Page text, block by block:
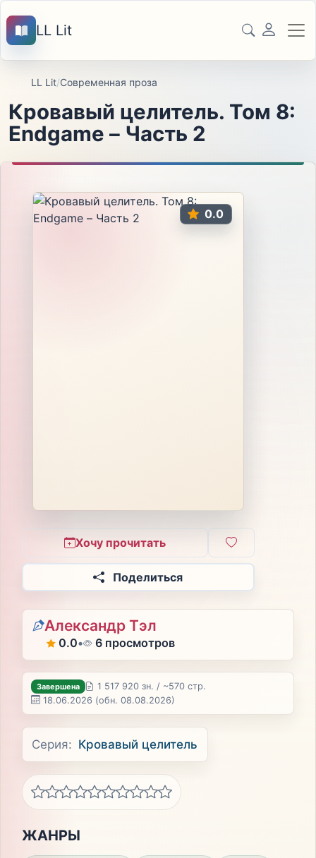
LL Lit
LL Lit/Современная проза
Кровавый целитель. Том 8:
Endgame – Часть 2
0.0
Хочу прочитать
Поделиться
Александр Тэл
0.0• 6 просмотров
Завершена
1 517 920 зн. / ~570 стр.
18.06.2026 (обн. 08.08.2026)
Серия: Кровавый целитель
ЖАНРЫ